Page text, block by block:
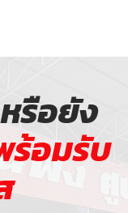
รือยัง
ร้อมรับ